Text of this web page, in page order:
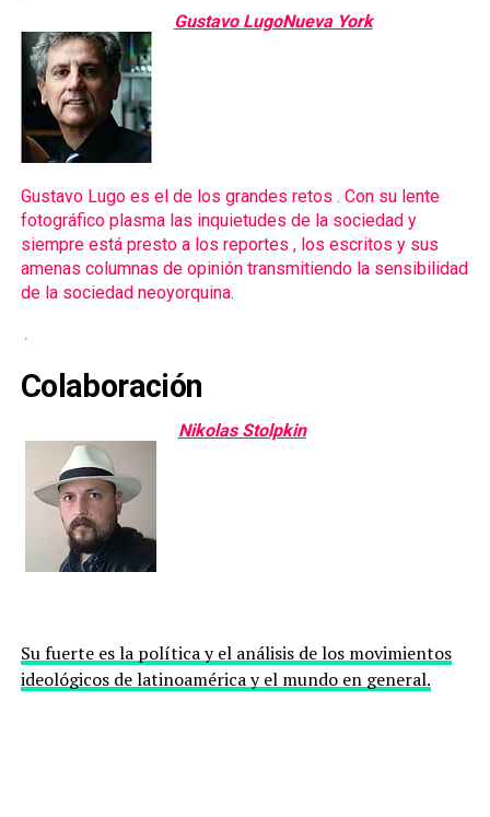
Gustavo LugoNueva York
Gustavo Lugo es el de los grandes retos . Con su lente
fotográfico plasma las inquietudes de la sociedad y
siempre está presto a los reportes , los escritos y sus
amenas columnas de opinión transmitiendo la sensibilidad
de la sociedad neoyorquina.
Colaboración
Nikolas Stolpkin
Su fuerte es la política y el análisis de los movimientos
ideológicos de latinoamérica y el mundo en general.